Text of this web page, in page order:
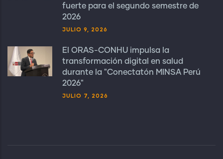
fuerte para el segundo semestre de
2026
JULIO 9, 2026
El ORAS-CONHU impulsa la
transformación digital en salud
durante la "Conectatón MINSA Perú
2026"
JULIO 7, 2026